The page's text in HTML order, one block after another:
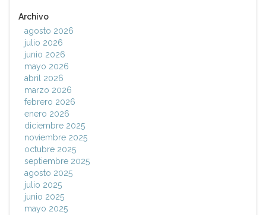
Archivo
agosto 2026
julio 2026
junio 2026
mayo 2026
abril 2026
marzo 2026
febrero 2026
enero 2026
diciembre 2025
noviembre 2025
octubre 2025
septiembre 2025
agosto 2025
julio 2025
junio 2025
mayo 2025